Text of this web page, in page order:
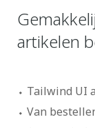
artikelen
Tailwind UI
Van